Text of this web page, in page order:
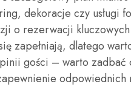
dekoracje czy usługi
o rezerwacji kluczowych
zapełniają, dlatego
gości – warto
odpowiednich